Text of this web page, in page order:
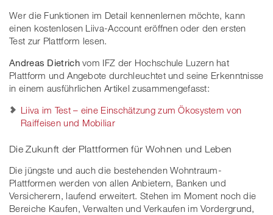
Wer die Funktionen im Detail kennenlernen möchte, kann
einen kostenlosen Liiva-Account eröffnen oder den ersten
Test zur Plattform lesen.
Andreas Dietrichvom IFZ der Hochschule Luzern hat
Plattform und Angebote durchleuchtet und seine Erkenntnisse
in einem ausführlichen Artikel zusammengefasst:
Liiva im Test – eine Einschätzung zum Ökosystem von
Raiffeisen und Mobiliar
Die Zukunft der Plattformen für Wohnen und Leben
Die jüngste und auch die bestehenden Wohntraum-
Plattformen werden von allen Anbietern, Banken und
Versicherern, laufend erweitert. Stehen im Moment noch die
Bereiche Kaufen, Verwalten und Verkaufen im Vordergrund,